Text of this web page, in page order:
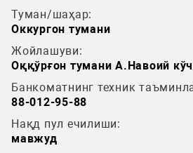
Туман/шаҳар:
Оккургон тумани
Жойлашуви:
Оққўрғон тумани А.Навоий
Банкоматнинг техник
88-012-95-88
Нақд пул ечилиши:
мавжуд